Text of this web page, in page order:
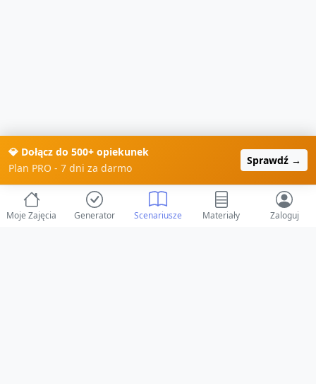
💎 Dołącz do 500+ opiekunek
Plan PRO - 7 dni za darmo
Sprawdź →
Moje Zajęcia Generator Scenariusze Materiały Zaloguj